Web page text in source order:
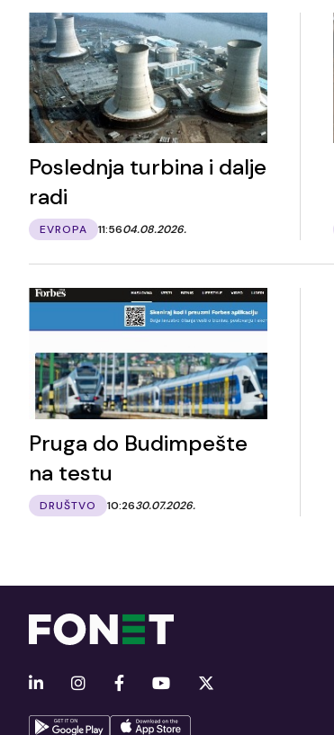
Poslednja turbina i dalje
radi
EVROPA 11:5604.08.2026.
Pruga do Budimpešte
na testu
DRUŠTVO 10:2630.07.2026.